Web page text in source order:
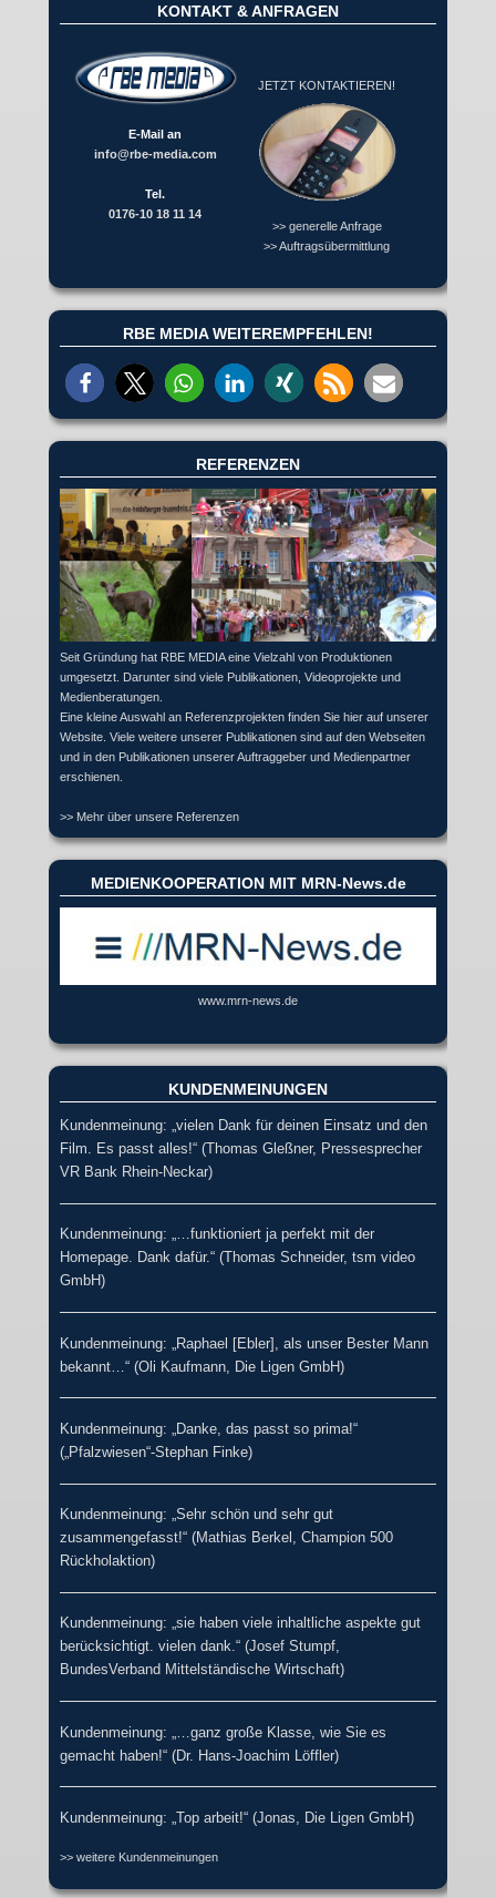
KONTAKT & ANFRAGEN
E-Mail an
info@rbe-media.com
Tel.
0176-10 18 11 14
JETZT KONTAKTIEREN!
>> generelle Anfrage
>> Auftragsübermittlung
RBE MEDIA WEITEREMPFEHLEN!
REFERENZEN
Seit Gründung hat RBE MEDIA eine Vielzahl von Produktionen
umgesetzt. Darunter sind viele Publikationen, Videoprojekte und
Medienberatungen.
Eine kleine Auswahl an Referenzprojekten finden Sie hier auf unserer
Website. Viele weitere unserer Publikationen sind auf den Webseiten
und in den Publikationen unserer Auftraggeber und Medienpartner
erschienen.
>> Mehr über unsere Referenzen
MEDIENKOOPERATION MIT MRN-News.de
www.mrn-news.de
KUNDENMEINUNGEN
Kundenmeinung: „vielen Dank für deinen Einsatz und den
Film. Es passt alles!“ (Thomas Gleßner, Pressesprecher
VR Bank Rhein-Neckar)
Kundenmeinung: „…funktioniert ja perfekt mit der
Homepage. Dank dafür.“ (Thomas Schneider, tsm video
GmbH)
Kundenmeinung: „Raphael [Ebler], als unser Bester Mann
bekannt…“ (Oli Kaufmann, Die Ligen GmbH)
Kundenmeinung: „Danke, das passt so prima!“
(„Pfalzwiesen“-Stephan Finke)
Kundenmeinung: „Sehr schön und sehr gut
zusammengefasst!“ (Mathias Berkel, Champion 500
Rückholaktion)
Kundenmeinung: „sie haben viele inhaltliche aspekte gut
berücksichtigt. vielen dank.“ (Josef Stumpf,
BundesVerband Mittelständische Wirtschaft)
Kundenmeinung: „…ganz große Klasse, wie Sie es
gemacht haben!“ (Dr. Hans-Joachim Löffler)
Kundenmeinung: „Top arbeit!“ (Jonas, Die Ligen GmbH)
>> weitere Kundenmeinungen